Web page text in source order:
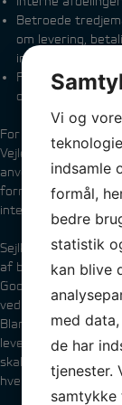
Betroede
om levering,
instanser
og/eller
For at kunne give
Vejle’ hjemmesider
anvender siderne.
form f.eks. til at se,
interagerer med.
Sejlklubben Neptun
af besøgsstatistik
Google Analytics.
ved besøg på
Blandt Sejlklubben
leverandører
skal sikre
hver en tid
Vi og
indsamle
formål,
bedre
statistik
kan blive
med
de har
tjenester.
samtykke